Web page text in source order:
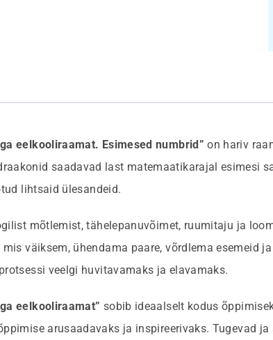
eelkooliraamat. Esimesed numbrid” on hariv
saadavad last matemaatikarajal esimesi
lihtsaid ülesandeid.
mõtlemist, tähelepanuvõimet, ruumitaju ja
väiksem, ühendama paare, võrdlema
veelgi huvitavamaks ja elavamaks.
eelkooliraamat” sobib ideaalselt kodus
arusaadavaks ja inspireerivaks. Tugevad